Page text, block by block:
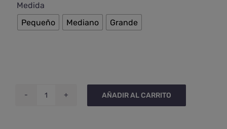
Medida
Pequeño Mediano Grande
AÑADIR AL CARRITO